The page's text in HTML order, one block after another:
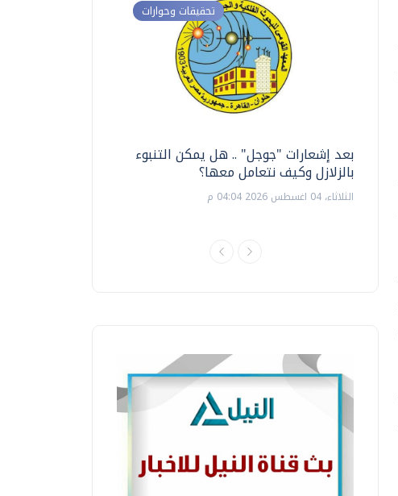
تحقيقات وحوارات
بعد إشعارات "جوجل" .. هل يمكن التنبوء
بالزلازل وكيف نتعامل معها؟
الثلاثاء، 04 اغسطس 2026 04:04 م